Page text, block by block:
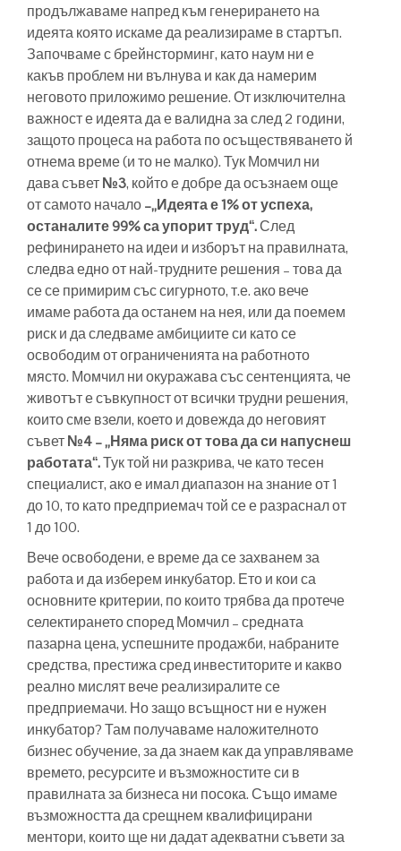
продължаваме напред към генерирането на
идеята която искаме да реализираме в стартъп.
Започваме с брейнсторминг, като наум ни е
какъв проблем ни вълнува и как да намерим
неговото приложимо решение. От изключителна
важност е идеята да е валидна за след 2 години,
защото процеса на работа по осъществяването й
отнема време (и то не малко). Тук Момчил ни
дава съвет№3, който е добре да осъзнаем още
от самото начало–„Идеята е 1% от успеха,
останалите 99% са упорит труд“.След
рефинирането на идеи и изборът на правилната,
следва едно от най-трудните решения – това да
се се примирим със сигурното, т.е. ако вече
имаме работа да останем на нея, или да поемем
риск и да следваме амбициите си като се
освободим от ограниченията на работното
място. Момчил ни окуражава със сентенцията, че
животът е съвкупност от всички трудни решения,
които сме взели, което и довежда до неговият
съвет№4 – „Няма риск от това да си напуснеш
работата“.Тук той ни разкрива, че като тесен
специалист, ако е имал диапазон на знание от 1
до 10, то като предприемач той се е разраснал от
1 до 100.
Вече освободени, е време да се захванем за
работа и да изберем инкубатор. Ето и кои са
основните критерии, по които трябва да протече
селектирането според Момчил – средната
пазарна цена, успешните продажби, набраните
средства, престижа сред инвеститорите и какво
реално мислят вече реализиралите се
предприемачи. Но защо всъщност ни е нужен
инкубатор? Там получаваме наложителното
бизнес обучение, за да знаем как да управляваме
времето, ресурсите и възможностите си в
правилната за бизнеса ни посока. Също имаме
възможността да срещнем квалифицирани
ментори, които ще ни дадат адекватни съвети за